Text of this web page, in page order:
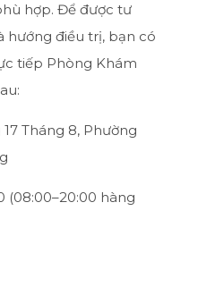
hợp. Để được tư
hướng điều trị, bạn có
tiếp Phòng Khám
Tháng 8, Phường
(08:00–20:00 hàng